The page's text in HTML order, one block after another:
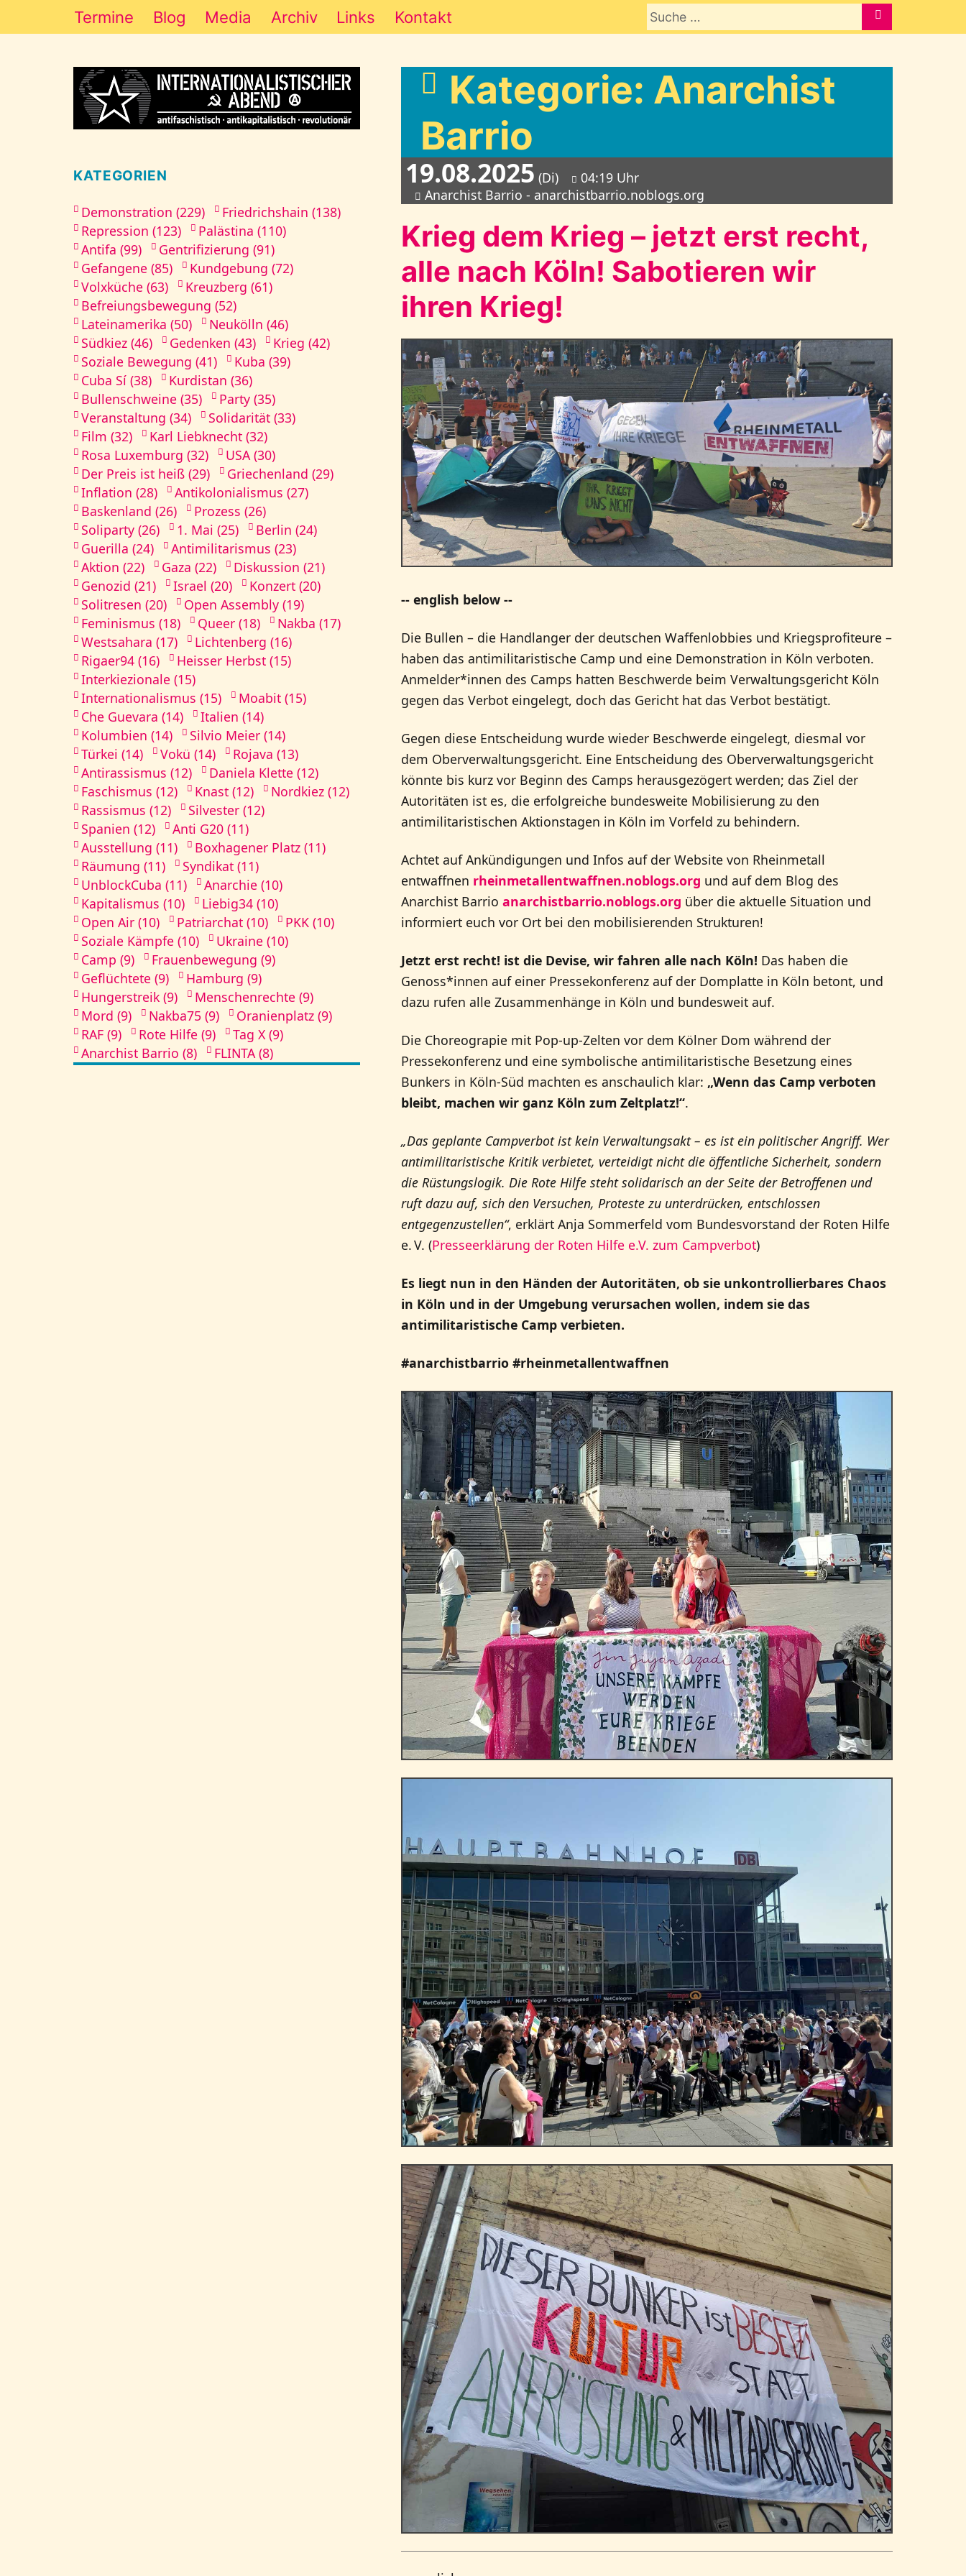
Termine Blog Media Archiv Links Kontakt
Kategorie: Anarchist
Barrio
19.08.2025 (Di)
04:19 Uhr
Anarchist Barrio - anarchistbarrio.noblogs.org
Krieg dem Krieg – jetzt erst recht,
alle nach Köln! Sabotieren wir
ihren Krieg!
-- english below --
Die Bullen – die Handlanger der deutschen Waffenlobbies und Kriegsprofiteure –
haben das antimilitaristische Camp und eine Demonstration in Köln verboten.
Anmelder*innen des Camps hatten Beschwerde beim Verwaltungsgericht Köln
gegen das Verbot eingelegt, doch das Gericht hat das Verbot bestätigt.
Gegen diese Entscheidung wurde wieder Beschwerde eingelegt, diesmal vor
dem Oberverwaltungsgericht. Eine Entscheidung des Oberverwaltungsgericht
könnte bis kurz vor Beginn des Camps herausgezögert werden; das Ziel der
Autoritäten ist es, die erfolgreiche bundesweite Mobilisierung zu den
antimilitaristischen Aktionstagen in Köln im Vorfeld zu behindern.
Achtet auf Ankündigungen und Infos auf der Website von Rheinmetall
entwaffnen rheinmetallentwaffnen.noblogs.org und auf dem Blog des
Anarchist Barrio anarchistbarrio.noblogs.org über die aktuelle Situation und
informiert euch vor Ort bei den mobilisierenden Strukturen!
Jetzt erst recht! ist die Devise, wir fahren alle nach Köln! Das haben die
Genoss*innen auf einer Pressekonferenz auf der Domplatte in Köln betont, und
dazu rufen alle Zusammenhänge in Köln und bundesweit auf.
Die Choreograpie mit Pop-up-Zelten vor dem Kölner Dom während der
Pressekonferenz und eine symbolische antimilitaristische Besetzung eines
Bunkers in Köln-Süd machten es anschaulich klar: „Wenn das Camp verboten
bleibt, machen wir ganz Köln zum Zeltplatz!“.
„Das geplante Campverbot ist kein Verwaltungsakt – es ist ein politischer Angriff. Wer
antimilitaristische Kritik verbietet, verteidigt nicht die öffentliche Sicherheit, sondern
die Rüstungslogik. Die Rote Hilfe steht solidarisch an der Seite der Betroffenen und
ruft dazu auf, sich den Versuchen, Proteste zu unterdrücken, entschlossen
entgegenzustellen“, erklärt Anja Sommerfeld vom Bundesvorstand der Roten Hilfe
e. V. (Presseerklärung der Roten Hilfe e.V. zum Campverbot)
Es liegt nun in den Händen der Autoritäten, ob sie unkontrollierbares Chaos
in Köln und in der Umgebung verursachen wollen, indem sie das
antimilitaristische Camp verbieten.
#anarchistbarrio #rheinmetallentwaffnen
KATEGORIEN
Demonstration (229)
Friedrichshain (138)
Repression (123)
Palästina (110)
Antifa (99)
Gentrifizierung (91)
Gefangene (85)
Kundgebung (72)
Volxküche (63)
Kreuzberg (61)
Befreiungsbewegung (52)
Lateinamerika (50)
Neukölln (46)
Südkiez (46)
Gedenken (43)
Krieg (42)
Soziale Bewegung (41)
Kuba (39)
Cuba Sí (38)
Kurdistan (36)
Bullenschweine (35)
Party (35)
Veranstaltung (34)
Solidarität (33)
Film (32)
Karl Liebknecht (32)
Rosa Luxemburg (32)
USA (30)
Der Preis ist heiß (29)
Griechenland (29)
Inflation (28)
Antikolonialismus (27)
Baskenland (26)
Prozess (26)
Soliparty (26)
1. Mai (25)
Berlin (24)
Guerilla (24)
Antimilitarismus (23)
Aktion (22)
Gaza (22)
Diskussion (21)
Genozid (21)
Israel (20)
Konzert (20)
Solitresen (20)
Open Assembly (19)
Feminismus (18)
Queer (18)
Nakba (17)
Westsahara (17)
Lichtenberg (16)
Rigaer94 (16)
Heisser Herbst (15)
Interkiezionale (15)
Internationalismus (15)
Moabit (15)
Che Guevara (14)
Italien (14)
Kolumbien (14)
Silvio Meier (14)
Türkei (14)
Vokü (14)
Rojava (13)
Antirassismus (12)
Daniela Klette (12)
Faschismus (12)
Knast (12)
Nordkiez (12)
Rassismus (12)
Silvester (12)
Spanien (12)
Anti G20 (11)
Ausstellung (11)
Boxhagener Platz (11)
Räumung (11)
Syndikat (11)
UnblockCuba (11)
Anarchie (10)
Kapitalismus (10)
Liebig34 (10)
Open Air (10)
Patriarchat (10)
PKK (10)
Soziale Kämpfe (10)
Ukraine (10)
Camp (9)
Frauenbewegung (9)
Geflüchtete (9)
Hamburg (9)
Hungerstreik (9)
Menschenrechte (9)
Mord (9)
Nakba75 (9)
Oranienplatz (9)
RAF (9)
Rote Hilfe (9)
Tag X (9)
Anarchist Barrio (8)
FLINTA (8)